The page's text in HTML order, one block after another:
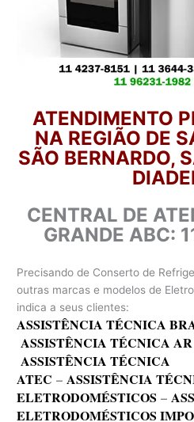
ATENDIMENTO
NA REGIÃO DE
SÃO BERNARDO,
CENTRAL DE
GRANDE ABC:
Precisando de Conserto de
outras marcas e modelos de
indica a seus clientes:
ASSISTÊNCIA TÉCNICA
ASSISTÊNCIA TÉCNICA
ASSISTÊNCIA TÉCNICA
ATEC –ASSISTÊNCIA
ELETRODOMÉSTICOS –
ELETRODOMÉSTICOS